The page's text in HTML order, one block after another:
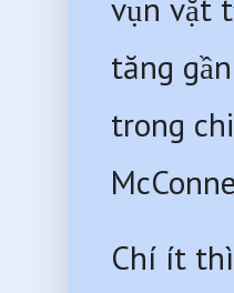
vụn vặt
tăng
trong
Chí ít